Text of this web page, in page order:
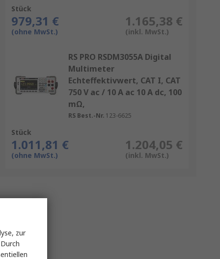
Stück
979,31 €
(ohne MwSt.)
1.165,38 €
(inkl. MwSt.)
RS PRO RSDM3055A Digital
Multimeter
Echteffektivwert, CAT I, CAT
750 V ac / 10 A ac 10 A dc, 100
mΩ,
RS Best.-Nr. 123-6625
Stück
1.011,81 €
(ohne MwSt.)
1.204,05 €
(inkl. MwSt.)
zur